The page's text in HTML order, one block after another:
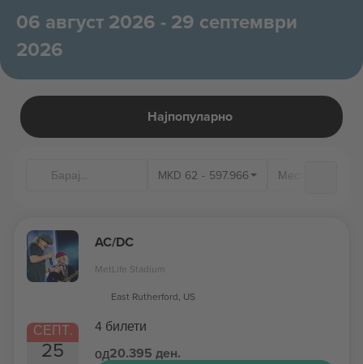
06 август 2026 - 29 септември
2026
Најпопуларно
MKD 62 - 597.966 Места на
СЕПТ.
25
AC/DC
MetLife Stadium
East Rutherford, US
4 билети
од20.395 ден.